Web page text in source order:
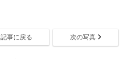
記事に戻る 次の写真